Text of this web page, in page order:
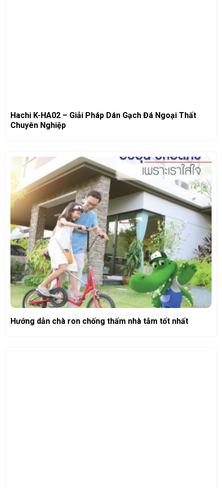
Hachi K-HA02 – Giải Pháp Dán Gạch Đá Ngoại Thất
Chuyên Nghiệp
Hướng dẫn chà ron chống thấm nhà tắm tốt nhất